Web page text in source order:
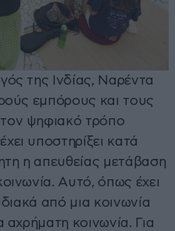
της Ινδίας, Ναρέντα
εμπόρους και τους
ψηφιακό τρόπο
υποστηρίξει κατά
η απευθείας μετάβαση
Αυτό, όπως έχει
από μια κοινωνία
αχρήματη κοινωνία. Για